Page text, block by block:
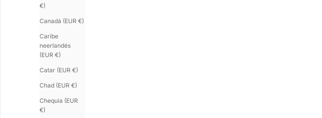
€)
Canadá (EUR €)
Caribe
neerlandés
(EUR €)
Catar (EUR €)
Chad (EUR €)
Chequia (EUR
€)
Brazalete rígido de vermeil oro rosa
Precio de oferta